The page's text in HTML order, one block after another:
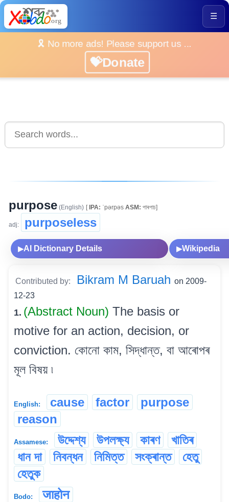
☰
🎗️ No more ads! Please support us ...
💝Donate
purpose (English) [IPA: ˈpərpəs ASM: পাৰপাচ]
adj: purposeless
▶AI Dictionary Details ▶Wikipedia
Contributed by: Bikram M Baruah on 2009-
12-23
1. (Abstract Noun) The basis or
motive for an action, decision, or
conviction. কোনো কাম, সিদ্ধান্ত, বা আৰোপৰ
মূল বিষয় ৷
English: cause factor
purpose
reason
Assamese: উদ্দেশ্য উপলক্ষ্য কাৰণ
খাতিৰ
ধান দা
নিবন্ধন নিমিত্ত সংক্ৰান্ত
হেতু
হেতুক
Bodo: जाहोन